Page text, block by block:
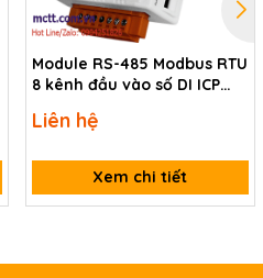
Module RS-485 Modbus RTU
8 kênh đầu vào số DI ICP
Liên hệ
Xem chi tiết